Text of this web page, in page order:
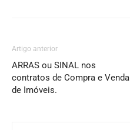
Artigo anterior
ARRAS ou SINAL nos
contratos de Compra e Venda
de Imóveis.